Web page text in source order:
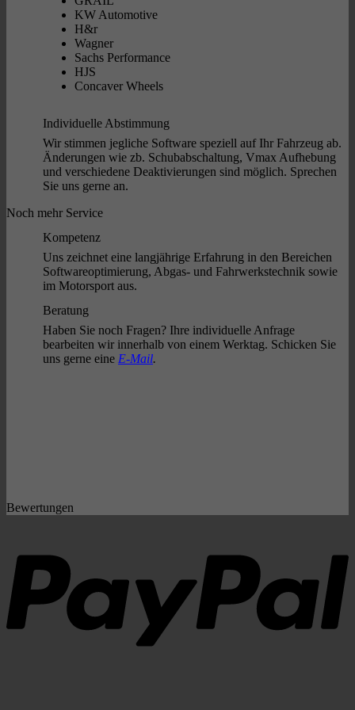
KW Automotive
H&r
Wagner
Sachs Performance
HJS
Concaver Wheels
Individuelle Abstimmung
Wir stimmen jegliche Software speziell auf Ihr Fahrzeug ab.
Änderungen wie zb. Schubabschaltung, Vmax Aufhebung
und verschiedene Deaktivierungen sind möglich. Sprechen
Sie uns gerne an.
Noch mehr Service
Kompetenz
Uns zeichnet eine langjährige Erfahrung in den Bereichen
Softwareoptimierung, Abgas- und Fahrwerkstechnik sowie
im Motorsport aus.
Beratung
Haben Sie noch Fragen? Ihre individuelle Anfrage
bearbeiten wir innerhalb von einem Werktag. Schicken Sie
uns gerne eine E-Mail.
Bewertungen